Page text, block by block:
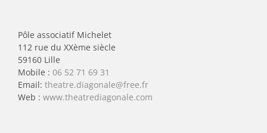
Pôle associatif Michelet
112 rue du XXème siècle
59160 Lille
Mobile : 06 52 71 69 31
Email: theatre.diagonale@free.fr
Web : www.theatrediagonale.com